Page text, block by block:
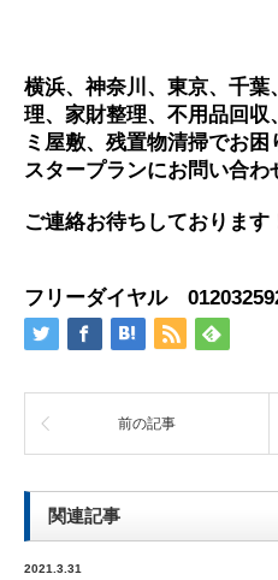
横浜、神奈川、東京、千
理、家財整理、不用品回
ミ屋敷、残置物清掃でお
スタープランにお問い合わ
ご連絡お待ちしております
フリーダイヤル
前の記事
関連記事
2021.3.31